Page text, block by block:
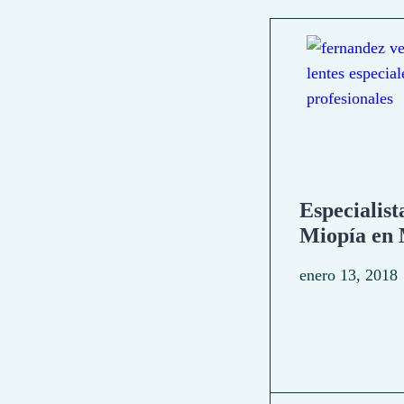
Miopía en
enero 13, 2018